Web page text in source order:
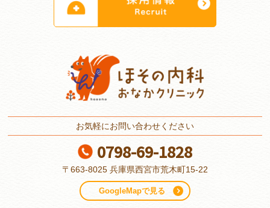
お気軽にお問い合わせください
0798-69-1828
〒663-8025 兵庫県西宮市荒木町15-22
GoogleMapで見る